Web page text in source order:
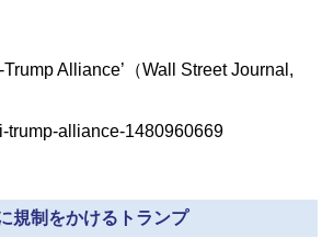
Alliance’（Wall Street Journal,
trump-alliance-1480960669
規制をかけるトランプ